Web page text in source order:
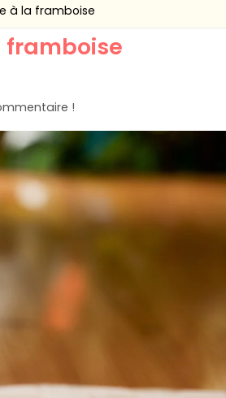
à la framboise
framboise
!